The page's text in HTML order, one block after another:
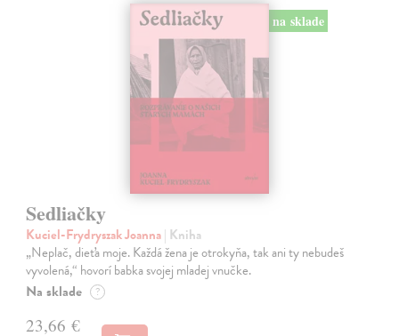
na sklade
Sedliačky
Kuciel-Frydryszak Joanna| Kniha
„Neplač, dieťa moje. Každá žena je otrokyňa, tak ani ty nebudeš
vyvolená,“ hovorí babka svojej mladej vnučke.
Na sklade ?
23,66 €